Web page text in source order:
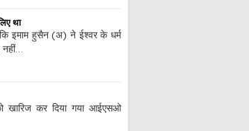
था
इमाम हुसैन (अ) ने ईश्वर के धर्म
खारिज कर दिया गया आईएसओ